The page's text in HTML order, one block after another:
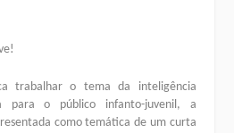
trabalhar o tema da inteligência
para o público infanto-juvenil, a
como temática de um curta